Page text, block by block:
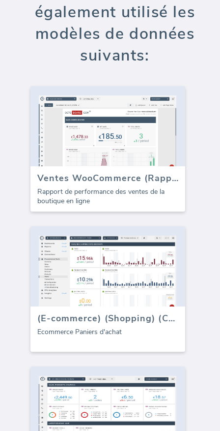
également utilisé les
modèles de données
suivants:
Ventes WooCommerce (Rapport)
Rapport de performance des ventes de la
boutique en ligne
(E-commerce) (Shopping) (Carts)
Ecommerce Paniers d'achat